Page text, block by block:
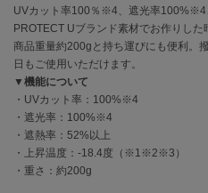
COLE HAAN
コール ハーン
CONVERSE
コンバース
DANSKIN
ダンスキン
UVカット率100％※4、遮光率100%※4
PROTECT Uブランド素材でお作りした
商品重量約200gと持ち運びにも便利。
日もご使用いただけます。
▼機能について
・UVカット率：100%※4
・遮光率：100%※4
・遮熱率：52%以上
・上昇温度：-18.4度（※1※2※3）
・重さ：約200g